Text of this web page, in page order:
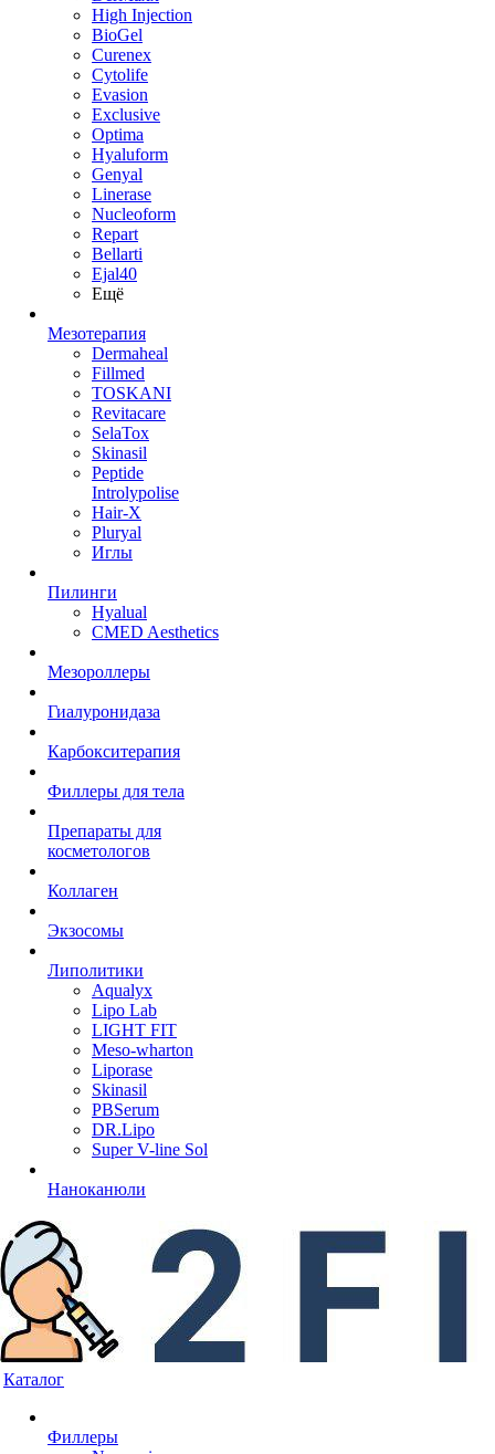
High Injection
BioGel
Curenex
Cytolife
Evasion
Exclusive
Optima
Hyaluform
Genyal
Linerase
Nucleoform
Repart
Bellarti
Ejal40
Ещё
Мезотерапия
Dermaheal
Fillmed
TOSKANI
Revitacare
SelaTox
Skinasil
Peptide
Introlypolise
Hair-X
Pluryal
Иглы
Пилинги
Hyalual
CMED Aesthetics
Мезороллеры
Гиалуронидаза
Карбокситерапия
Филлеры для тела
Препараты для
косметологов
Коллаген
Экзосомы
Липолитики
Aqualyx
Lipo Lab
LIGHT FIT
Meso-wharton
Liporase
Skinasil
PBSerum
DR.Lipo
Super V-line Sol
Наноканюли
Каталог
Филлеры